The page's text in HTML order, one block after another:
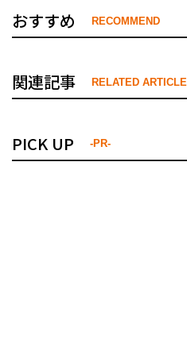
おすすめ RECOMMEND
関連記事 RELATED ARTICLE
PICK UP -PR-